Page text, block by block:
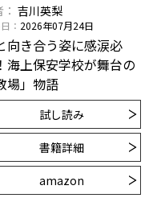
吉川英梨
2026年07月24日
向き合う姿に感涙必
海上保安学校が舞台の
場」物語
試し読み
書籍詳細
amazon